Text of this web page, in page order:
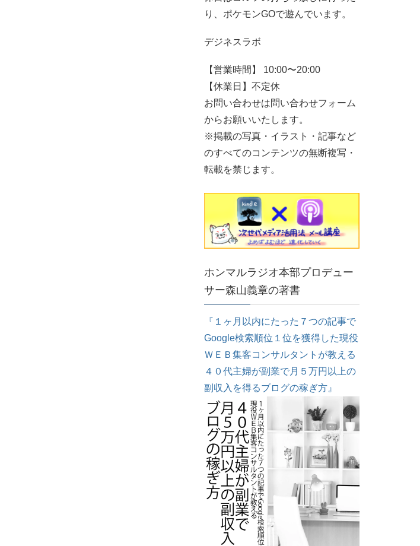
り、ポケモンGOで遊んでいます。
デジネスラボ
【営業時間】 10:00〜20:00
【休業日】不定休
お問い合わせは問い合わせフォーム
からお願いいたします。
※掲載の写真・イラスト・記事など
のすべてのコンテンツの無断複写・
転載を禁じます。
ホンマルラジオ本部プロデュー
サー森山義章の著書
『１ヶ月以内にたった７つの記事で
Google検索順位１位を獲得した現役
ＷＥＢ集客コンサルタントが教える
４０代主婦が副業で月５万円以上の
副収入を得るブログの稼ぎ方』